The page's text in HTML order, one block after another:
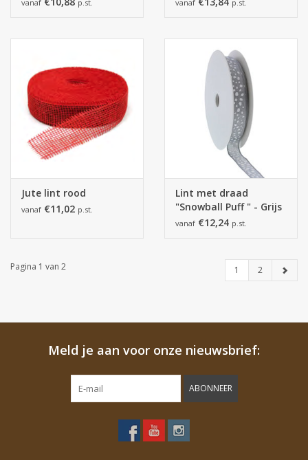
vanaf p.st. vanaf p.st.
Jute lint rood
vanaf €11,02 p.st.
Lint met draad
"Snowball Puff " - Grijs
vanaf €12,24 p.st.
Pagina 1 van 2 1 2
Meld je aan voor onze nieuwsbrief:
ABONNEER